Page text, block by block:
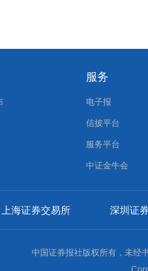
服务
电子报
信披平台
服务平台
中证金牛会
上海证券交易所 深圳证
中国证券报社版权所有，未